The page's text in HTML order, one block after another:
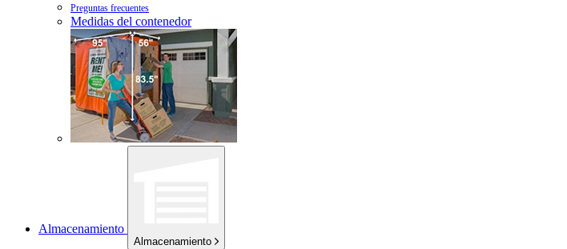
Preguntas frecuentes
Medidas del contenedor
Almacenamiento
Almacenamiento